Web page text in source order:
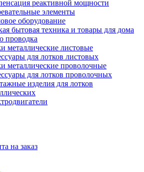
реактивной мощности
элементы
оборудование
бытовая техника и товары для дома
проводка
металлические листовые
для лотков листовых
металлические проволочные
для лотков проволочных
изделия для лотков
на заказ